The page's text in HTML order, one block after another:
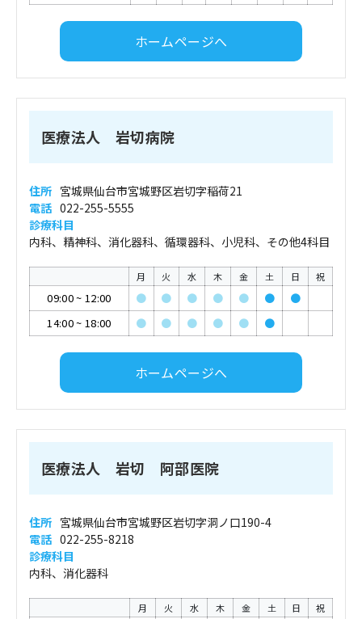
ホームページへ
医療法人 岩切病院
住所 宮城県仙台市宮城野区岩切字稲荷21
電話 022-255-5555
診療科目
内科、精神科、消化器科、循環器科、小児科、その他4科目
月 火 水 木 金 土 日 祝
09:00~ 12:00 ● ● ● ● ● ●
●
14:00~ 18:00 ● ● ● ● ● ●
ホームページへ
医療法人 岩切 阿部医院
住所 宮城県仙台市宮城野区岩切字洞ノ口190-4
電話 022-255-8218
診療科目
内科、消化器科
月 火 水 木 金 土 日 祝